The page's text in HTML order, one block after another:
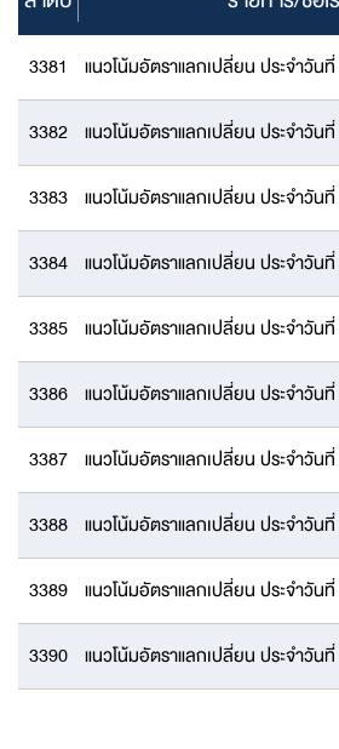
3381 แนวโน้มอัตราแลกเปลี่ยน ประจำวั
3382 แนวโน้มอัตราแลกเปลี่ยน ประจำวั
3383 แนวโน้มอัตราแลกเปลี่ยน ประจำวั
3384 แนวโน้มอัตราแลกเปลี่ยน ประจำวั
3385 แนวโน้มอัตราแลกเปลี่ยน ประจำวั
3386 แนวโน้มอัตราแลกเปลี่ยน ประจำวั
3387 แนวโน้มอัตราแลกเปลี่ยน ประจำวั
3388 แนวโน้มอัตราแลกเปลี่ยน ประจำวั
3389 แนวโน้มอัตราแลกเปลี่ยน ประจำวั
3390 แนวโน้มอัตราแลกเปลี่ยน ประจำวั